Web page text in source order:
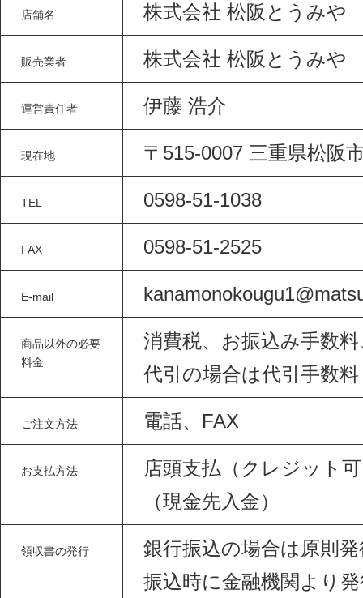
店舗名 株式会社 松阪とうみや
販売業者 株式会社 松阪とうみや
運営責任者 伊藤 浩介
現在地 〒515-0007 三重県松阪
TEL 0598-51-1038
FAX 0598-51-2525
E-mail
商品以外の必要
料金
消費税、お振込み手数
代引の場合は代引手数料
ご注文方法 電話、FAX
お支払方法
店頭支払（クレジット
（現金先入金）
領収書の発行
銀行振込の場合は原則
振込時に金融機関より